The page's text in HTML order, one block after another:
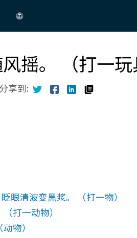
🌐
文
English
摇。 （打一玩
分享到:
眼清波变黑浆。 （打一物）
打一动物）
物）